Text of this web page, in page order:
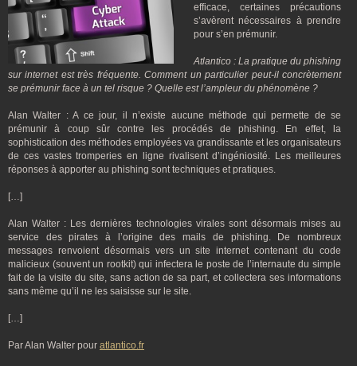
efficace, certaines précautions
s’avèrent nécessaires à prendre
pour s’en prémunir.
Atlantico : La pratique du phishing
sur internet est très fréquente. Comment un particulier peut-il concrètement
se prémunir face à un tel risque ? Quelle est l’ampleur du phénomène ?
Alan Walter : A ce jour, il n’existe aucune méthode qui permette de se
prémunir à coup sûr contre les procédés de phishing. En effet, la
sophistication des méthodes employées va grandissante et les organisateurs
de ces vastes tromperies en ligne rivalisent d’ingéniosité. Les meilleures
réponses à apporter au phishing sont techniques et pratiques.
[…]
Alan Walter : Les dernières technologies virales sont désormais mises au
service des pirates à l’origine des mails de phishing. De nombreux
messages renvoient désormais vers un site internet contenant du code
malicieux (souvent un rootkit) qui infectera le poste de l’internaute du simple
fait de la visite du site, sans action de sa part, et collectera ses informations
sans même qu’il ne les saisisse sur le site.
[…]
Par Alan Walter pour atlantico.fr